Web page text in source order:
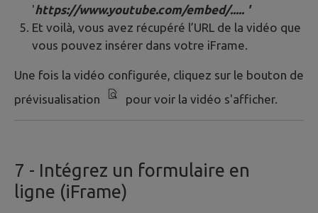
'https://www.youtube.com/embed/..... '
Et voilà, vous avez récupéré l’URL de la vidéo que
vous pouvez insérer dans votre iFrame.
Une fois la vidéo configurée, cliquez sur le bouton de
prévisualisation
pour voir la vidéo s'afficher.
7 - Intégrez un formulaire en
ligne (iFrame)